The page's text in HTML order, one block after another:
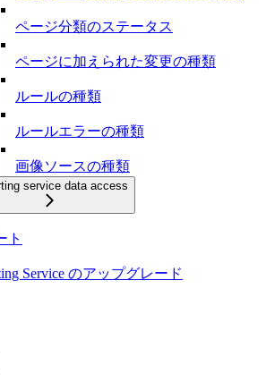
ページ分類のステータス
ページに加えられた変更の種類
ルールの種類
ルールエラーの種類
画像ソースの種類
service data access
ト
Service のアップグレード